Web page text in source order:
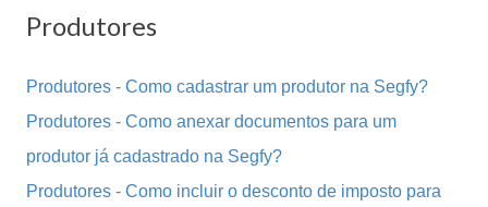
Produtores
Produtores - Como cadastrar um produtor na Segfy?
Produtores - Como anexar documentos para um
produtor já cadastrado na Segfy?
Produtores - Como incluir o desconto de imposto para